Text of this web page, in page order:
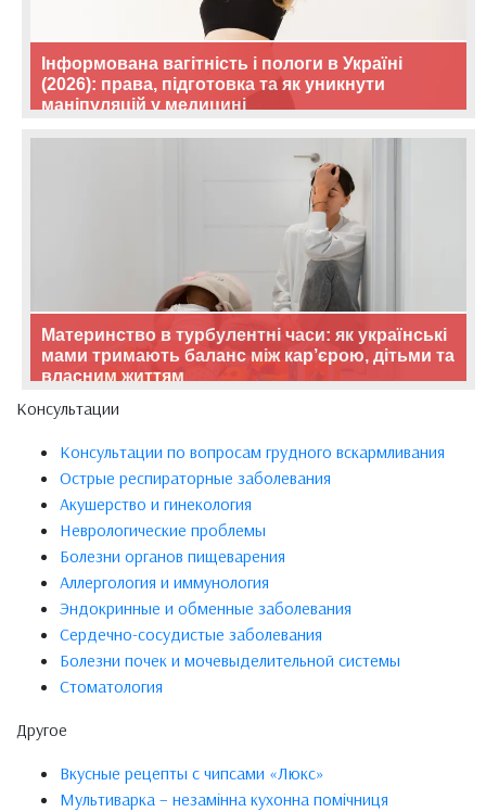
Інформована вагітність і пологи в Україні
(2026): права, підготовка та як уникнути
маніпуляцій у медицині
Материнство в турбулентні часи: як українські
мами тримають баланс між кар’єрою, дітьми та
власним життям
Консультации
Консультации по вопросам грудного вскармливания
Острые респираторные заболевания
Акушерство и гинекология
Неврологические проблемы
Болезни органов пищеварения
Аллергология и иммунология
Эндокринные и обменные заболевания
Сердечно-сосудистые заболевания
Болезни почек и мочевыделительной системы
Стоматология
Другое
Вкусные рецепты с чипсами «Люкс»
Мультиварка – незамінна кухонна помічниця